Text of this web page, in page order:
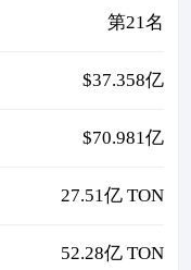
第21名
$37.358亿
$70.981亿
27.51亿 TON
52.28亿 TON